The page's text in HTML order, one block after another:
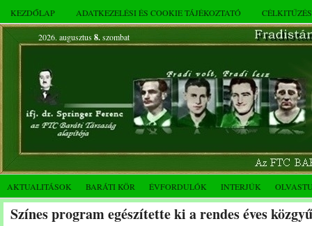
KEZDŐLAP ADATKEZELÉSI ÉS COOKIE TÁJÉKOZTATÓ
2026. augusztus 8.szombat
AKTUALITÁSOK BARÁTI KÖR ÉVFORDULÓK INTERJÚK
Színes program egészítette ki a rendes éves